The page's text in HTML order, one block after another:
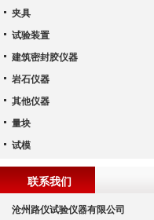
夹具
试验装置
建筑密封胶仪器
岩石仪器
其他仪器
量块
试模
联系我们
沧州路仪试验仪器有限公司